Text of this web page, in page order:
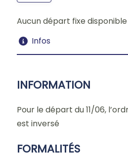
Aucun départ fixe
Infos
INFORMATION
Pour le départ du 11/06,
est inversé
FORMALITÉS